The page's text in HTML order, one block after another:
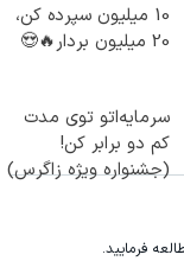
10 میلیون سپرده کن،
20 میلیون بردار🔥😍
سرمایه‌اتو توی مدت
کم دو برابر کن!
(جشنواره ویژه زاگرس)
فرمایید.